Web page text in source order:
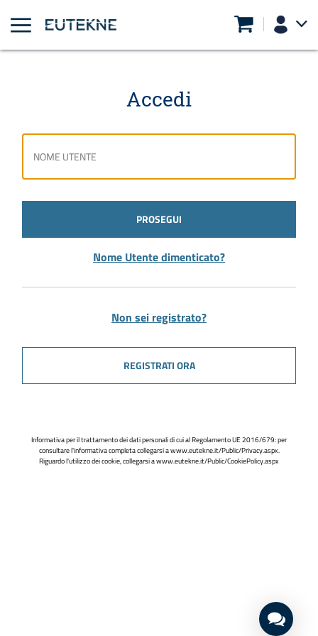
Accedi
PROSEGUI
Nome Utente dimenticato?
Non sei registrato?
REGISTRATI ORA
Informativa per il trattamento dei dati personali di cui al Regolamento UE 2016/679: per
consultare l'informativa completa collegarsi awww.eutekne.it/Public/Privacy.aspx.
Riguardo l'utilizzo dei cookie, collegarsi awww.eutekne.it/Public/CookiePolicy.aspx